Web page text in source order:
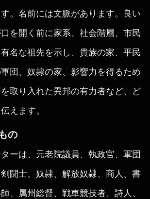
。名前には文脈があります。良い
を開く前に家系、社会階層、市民
名な祖先を示し、貴族の家、平民
団、奴隷の家、影響力を得るため
取り入れた異邦の有力者など、ど
えます。
の
ーは、元老院議員、執政官、軍団
闘士、奴隷、解放奴隷、商人、書
、属州総督、戦車競技者、詩人、